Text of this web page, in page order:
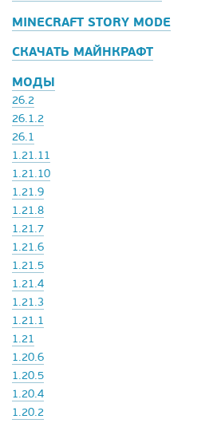
MINECRAFT STORY MODE
СКАЧАТЬ МАЙНКРАФТ
МОДЫ
26.2
26.1.2
26.1
1.21.11
1.21.10
1.21.9
1.21.8
1.21.7
1.21.6
1.21.5
1.21.4
1.21.3
1.21.1
1.21
1.20.6
1.20.5
1.20.4
1.20.2